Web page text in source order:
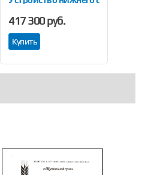
417 300 руб.
Купить